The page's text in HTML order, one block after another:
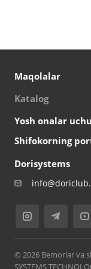
Maqolalar
Katalog
Yosh onalar
Shifokorning
Dorisystems
© 2026 Bemorlar va
SYSTEMS